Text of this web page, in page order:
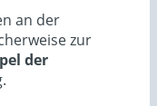
an der
zur
der